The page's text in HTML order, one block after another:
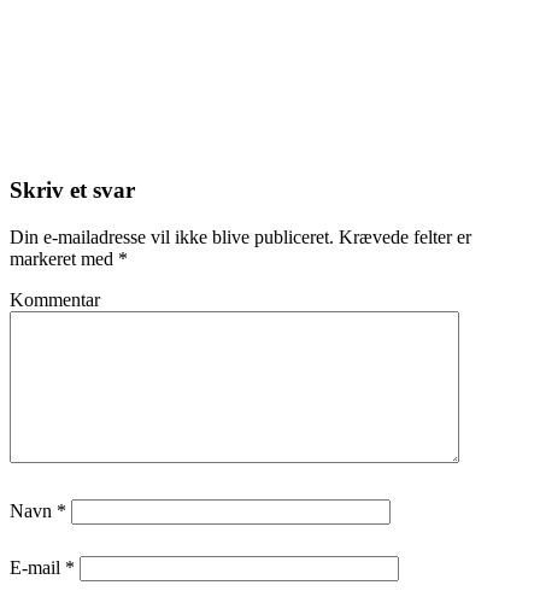
Skriv et svar
Din e-mailadresse vil ikke blive publiceret. Krævede felter er
markeret med *
Kommentar
Navn *
E-mail *